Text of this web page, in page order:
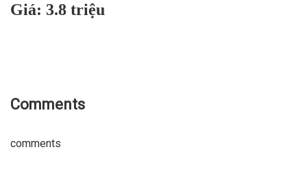
Giá: 3.8 triệu
Comments
comments